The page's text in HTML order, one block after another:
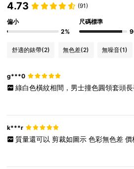
4.73 (91)
偏小
2%
尺碼標準
舒適的錶帶(2) 無色差(2) 無噪音(1)
g***0
綠白色橫紋相間，男士撞色圓領套頭長
k***r
質量還可以 剪裁如圖示 色彩無色差 價